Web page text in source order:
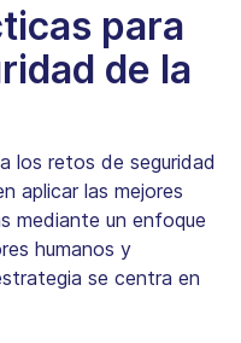
para
de la
los retos de seguridad
aplicar las mejores
mediante un enfoque
humanos y
se centra en